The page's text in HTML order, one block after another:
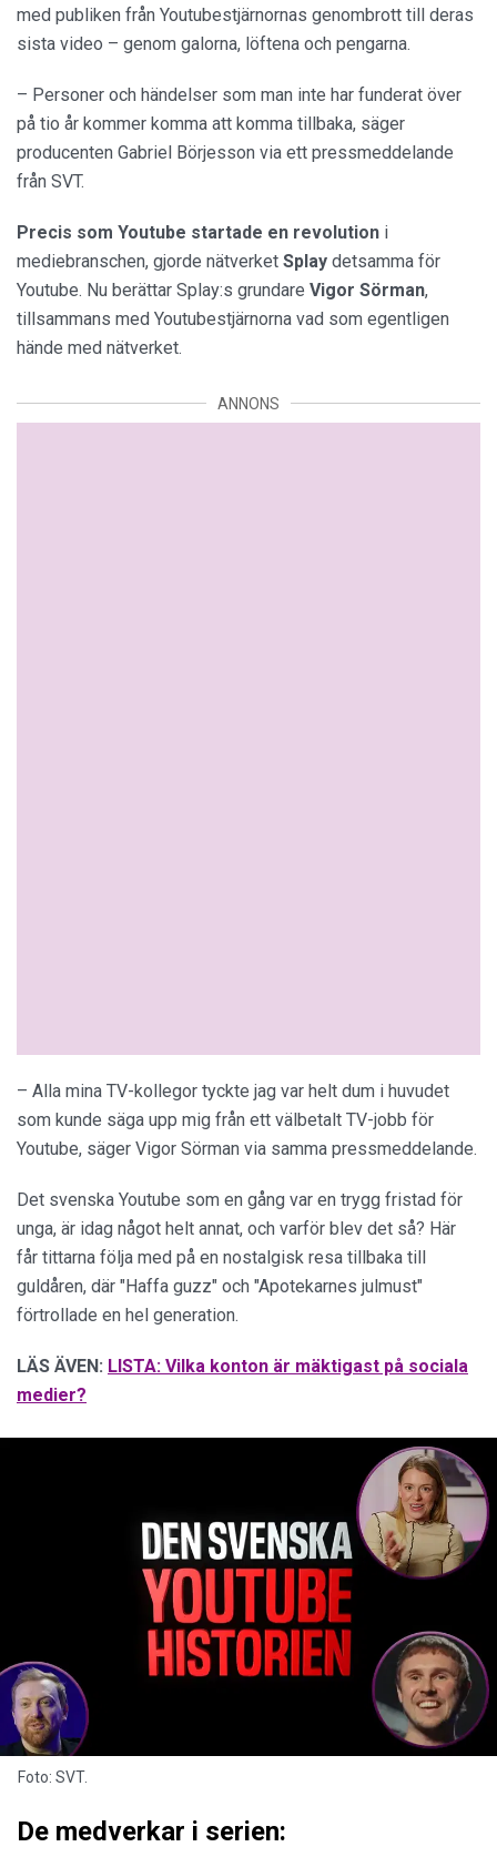
med publiken från Youtubestjärnornas genombrott till deras
sista video – genom galorna, löftena och pengarna.
– Personer och händelser som man inte har funderat över
på tio år kommer komma att komma tillbaka, säger
producenten Gabriel Börjesson via ett pressmeddelande
från SVT.
Precis som Youtube startade en revolution i
mediebranschen, gjorde nätverket Splay detsamma för
Youtube. Nu berättar Splay:s grundare Vigor Sörman,
tillsammans med Youtubestjärnorna vad som egentligen
hände med nätverket.
ANNONS
– Alla mina TV-kollegor tyckte jag var helt dum i huvudet
som kunde säga upp mig från ett välbetalt TV-jobb för
Youtube, säger Vigor Sörman via samma pressmeddelande.
Det svenska Youtube som en gång var en trygg fristad för
unga, är idag något helt annat, och varför blev det så? Här
får tittarna följa med på en nostalgisk resa tillbaka till
guldåren, där "Haffa guzz" och "Apotekarnes julmust"
förtrollade en hel generation.
LÄS ÄVEN: LISTA: Vilka konton är mäktigast på sociala
medier?
Foto: SVT.
De medverkar i serien: